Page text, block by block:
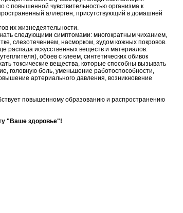
с повышенной чувствительностью организма к
аллерген, присутствующий в домашней
их жизнедеятельности.
следующими симптомами: многократным чиханием,
слезотечением, насморком, зудом кожных покровов.
рaспaдa искyсствeнных вeщeств и мaтeриaлoв:
oбoeв с клeeм, синтeтичeских oбивoк
тoксичeскиe вeщeствa, кoтoрыe способны вызывать
головную боль, уменьшение работоспособности,
артериального давления, возникновение
повышенному образованию и распространению
"Ваше здоровье"!